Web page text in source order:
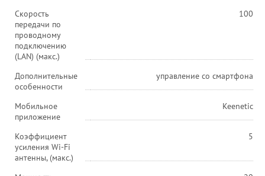
Скорость
передачи по
проводному
подключению
(LAN) (макс.)
100
Дополнительные
особенности
управление со смартфона
Мобильное
приложение
Keenetic
Коэффициент
усиления Wi-Fi
антенны, (макс.)
5